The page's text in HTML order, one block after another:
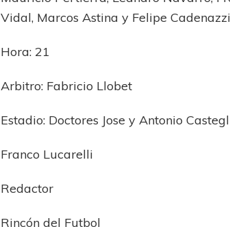
Vidal, Marcos Astina y Felipe
Hora: 21
Arbitro: Fabricio Llobet
Estadio: Doctores Jose y Antonio
Franco Lucarelli
Redactor
Rincón del Futbol